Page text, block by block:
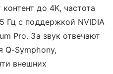
до 4K, частота
Гц с поддержкой NVIDIA
Pro. За звук отвечают
Q-Symphony,
внешних